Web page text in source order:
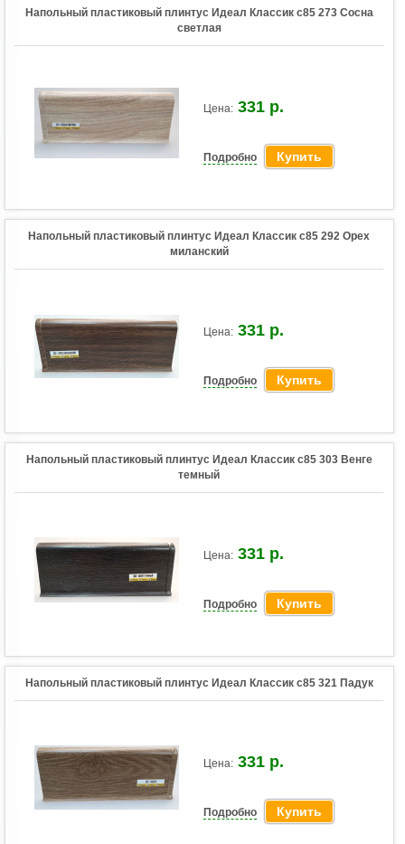
Напольный пластиковый плинтус Идеал Классик c85 273 Сосна
светлая
Цена: 331 р.
Подробно Купить
Напольный пластиковый плинтус Идеал Классик c85 292 Орех
миланский
Цена: 331 р.
Подробно Купить
Напольный пластиковый плинтус Идеал Классик c85 303 Венге
темный
Цена: 331 р.
Подробно Купить
Напольный пластиковый плинтус Идеал Классик c85 321 Падук
Цена: 331 р.
Подробно Купить